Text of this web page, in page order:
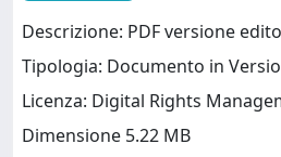
Descrizione: PDF versione
Tipologia: Documento in
Licenza: Digital Rights
Dimensione 5.22 MB